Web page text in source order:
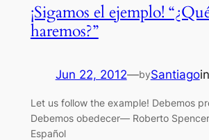
¡Sigamos el ejemplo!
haremos?”
Jun 22, 2012—bySantiagoin
Let us follow the example! Debemos
Debemos obedecer— Roberto
Español